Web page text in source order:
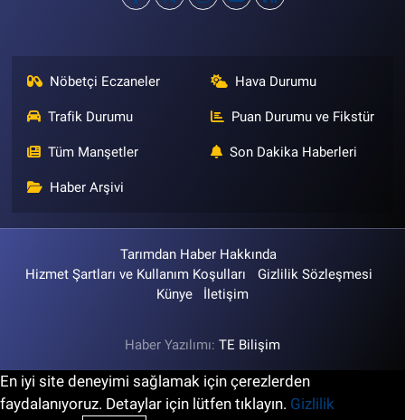
Nöbetçi Eczaneler Hava Durumu
Trafik Durumu Puan Durumu ve Fikstür
Tüm Manşetler Son Dakika Haberleri
Haber Arşivi
Tarımdan Haber Hakkında
Hizmet Şartları ve Kullanım Koşulları
Gizlilik Sözleşmesi
Künye
İletişim
Haber Yazılımı: TE Bilişim
En iyi site deneyimi sağlamak için çerezlerden
faydalanıyoruz. Detaylar için lütfen tıklayın. Gizlilik